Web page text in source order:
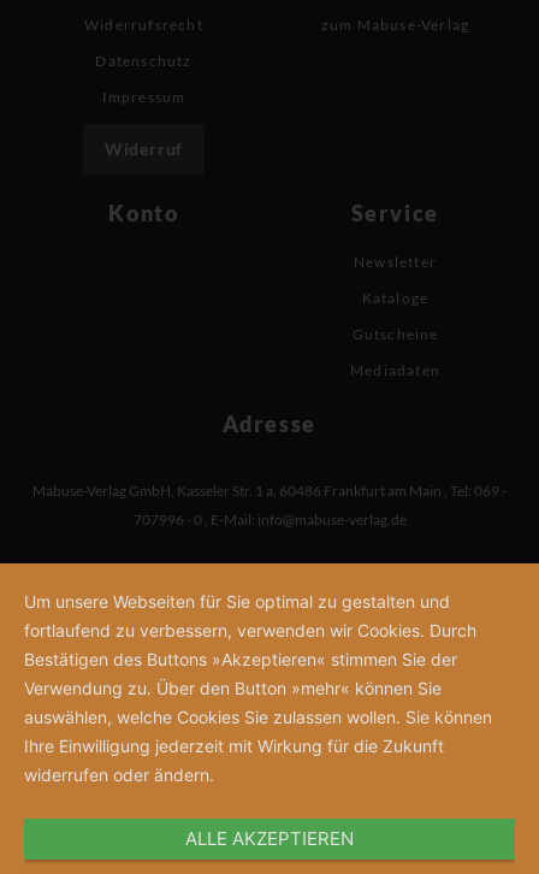
Widerrufsrecht
Datenschutz
Impressum
Widerruf
zum Mabuse-Verlag
Konto Service
Newsletter
Kataloge
Gutscheine
Mediadaten
Adresse
Mabuse-Verlag GmbH, Kasseler Str. 1 a, 60486 Frankfurt am Main , Tel: 069 -
707996 - 0 , E-Mail: info@mabuse-verlag.de
Um unsere Webseiten für Sie optimal zu gestalten und
fortlaufend zu verbessern, verwenden wir Cookies. Durch
Bestätigen des Buttons »Akzeptieren« stimmen Sie der
Verwendung zu. Über den Button »mehr« können Sie
auswählen, welche Cookies Sie zulassen wollen. Sie können
Ihre Einwilligung jederzeit mit Wirkung für die Zukunft
widerrufen oder ändern.
ALLE AKZEPTIEREN